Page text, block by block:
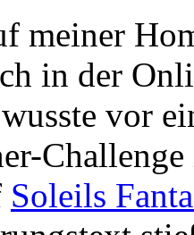
meiner
in der
vor
Soleils